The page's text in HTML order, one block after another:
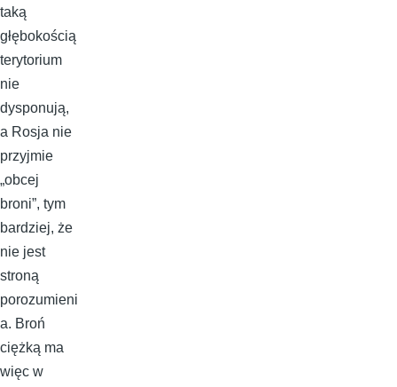
taką
głębokością
terytorium
nie
dysponują,
a Rosja nie
przyjmie
„obcej
broni”, tym
bardziej, że
nie jest
stroną
porozumieni
a. Broń
ciężką ma
więc w